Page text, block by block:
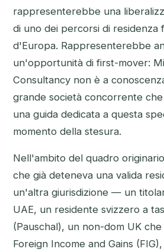
rappresenterebbe una
di uno dei percorsi di residenza
d'Europa. Rappresenterebbe
un'opportunità di first-mover:
Consultancy non è a
grande società concorrente
una guida dedicata a questa
momento della stesura.
Nell'ambito del quadro
che già deteneva una valida
un'altra giurisdizione — un
UAE, un residente svizzero a
(Pauschal), un non-dom UK
Foreign Income and Gains